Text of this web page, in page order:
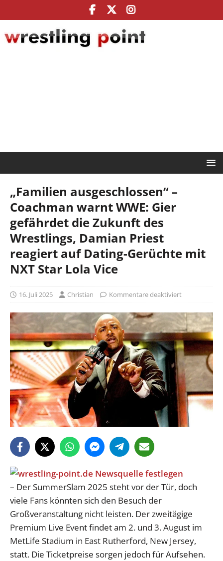
„Familien ausgeschlossen“ –
Coachman warnt WWE: Gier
gefährdet die Zukunft des
Wrestlings, Damian Priest
reagiert auf Dating-Gerüchte mit
NXT Star Lola Vice
16. Juli 2025 Christian Kommentare deaktiviert
– Der SummerSlam 2025 steht vor der Tür, doch
viele Fans könnten sich den Besuch der
Großveranstaltung nicht leisten. Der zweitägige
Premium Live Event findet am 2. und 3. August im
MetLife Stadium in East Rutherford, New Jersey,
statt. Die Ticketpreise sorgen jedoch für Aufsehen.